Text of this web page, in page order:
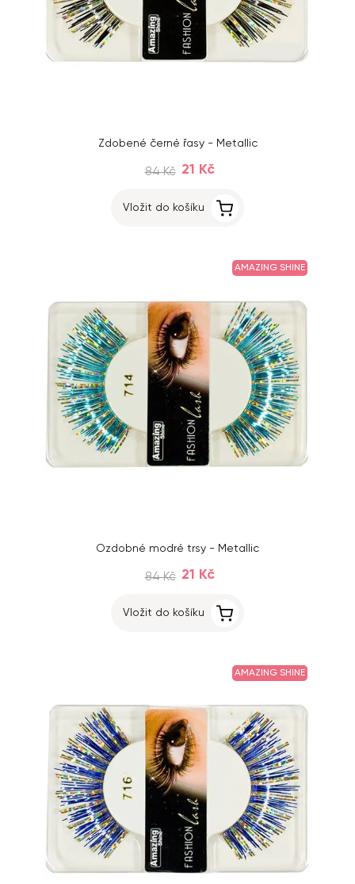
Zdobené černé řasy - Metallic
84 Kč 21 Kč
Vložit do košíku
AMAZING SHINE
Ozdobné modré trsy - Metallic
84 Kč 21 Kč
Vložit do košíku
AMAZING SHINE